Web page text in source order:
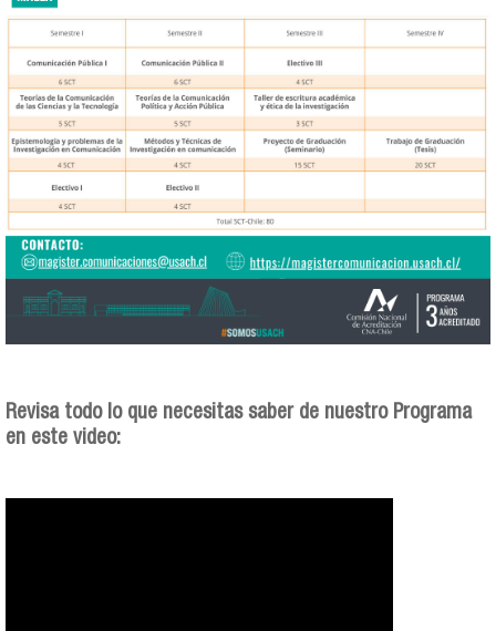
4.png
Revisa todo lo que necesitas saber de nuestro Programa
en este video: